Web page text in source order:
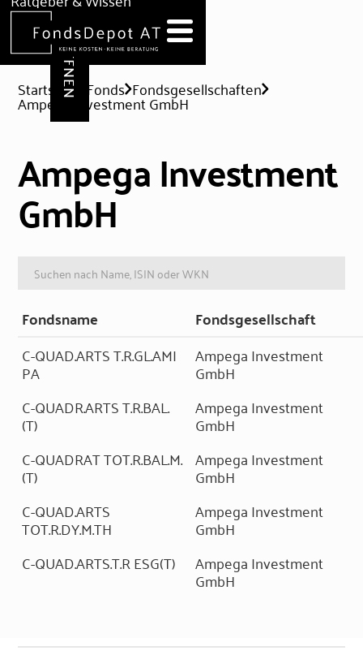
Hilfe & Formulare
DEPOT ERÖFFNEN
Startseite Fonds Fondsgesellschaften
Ampega Investment GmbH
Ampega Investment
GmbH
Fondsname Fondsgesellschaft
C-QUAD.ARTS T.R.GL.AMI
PA
Ampega Investment
GmbH
C-QUADR.ARTS T.R.BAL.
(T)
Ampega Investment
GmbH
C-QUADRAT TOT.R.BAL.M.
(T)
Ampega Investment
GmbH
C-QUAD.ARTS
TOT.R.DY.M.TH
Ampega Investment
GmbH
C-QUAD.ARTS.T.R ESG(T)
Ampega Investment
GmbH